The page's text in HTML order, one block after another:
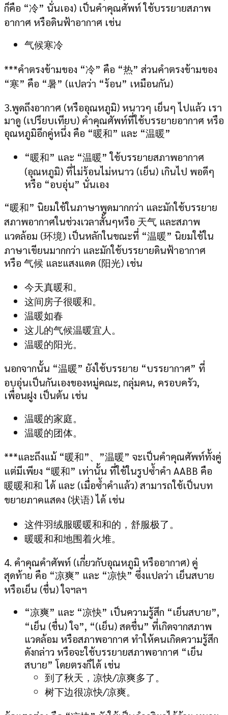
ก็คือ “冷” นั่นเอง) เป็นคำคุณศัพท์ ใช้บรรยายสภาพ
อากาศ หรือดินฟ้าอากาศ เช่น
气候寒冷
***คำตรงข้ามของ “冷” คือ “热” ส่วนคำตรงข้ามของ
“寒” คือ “暑” (แปลว่า “ร้อน” เหมือนกัน)
3.พูดถึงอากาศ (หรืออุณหภูมิ) หนาวๆ เย็นๆ ไปแล้ว เรา
มาดู (เปรียบเทียบ) คำคุณศัพท์ที่ใช้บรรยายอากาศ หรือ
อุณหภูมิอีกคู่หนึ่ง คือ “暖和” และ “温暖”
“暖和” และ “温暖” ใช้บรรยายสภาพอากาศ
(อุณหภูมิ) ที่ไม่ร้อนไม่หนาว (เย็น) เกินไป พอดีๆ
หรือ “อบอุ่น” นั่นเอง
“暖和” นิยมใช้ในภาษาพูดมากกว่า และมักใช้บรรยาย
สภาพอากาศในช่วงเวลาสั้นๆหรือ 天气 และสภาพ
แวดล้อม (环境) เป็นหลักในขณะที่ “温暖” นิยมใช้ใน
ภาษาเขียนมากกว่า และมักใช้บรรยายดินฟ้าอากาศ
หรือ 气候 และแสงแดด (阳光) เช่น
今天真暖和。
这间房子很暖和。
温暖如春
这儿的气候温暖宜人。
温暖的阳光。
นอกจากนั้น “温暖” ยังใช้บรรยาย “บรรยากาศ” ที่
อบอุ่นเป็นกันเองของหมู่คณะ, กลุ่มคน, ครอบครัว,
เพื่อนฝูง เป็นต้น เช่น
温暖的家庭。
温暖的团体。
***และถึงแม้ “暖和”、”温暖” จะเป็นคำคุณศัพท์ทั้งคู่
แต่มีเพียง “暖和” เท่านั้น ที่ใช้ในรูปซ้ำคำ AABB คือ
暖暖和和 ได้ และ (เมื่อซ้ำคำแล้ว) สามารถใช้เป็นบท
ขยายภาคแสดง (状语) ได้ เช่น
这件羽绒服暖暖和和的，舒服极了。
暖暖和和地围着火堆。
4. คำคุณคำศัพท์ (เกี่ยวกับอุณหภูมิ หรืออากาศ) คู่
สุดท้าย คือ “凉爽” และ “凉快” ซึ่งแปลว่า เย็นสบาย
หรือเย็น (ชื่น) ใจฯลฯ
“凉爽” และ “凉快” เป็นความรู้สึก “เย็นสบาย”,
“เย็น (ชื่น) ใจ”, “(เย็น) สดชื่น” ที่เกิดจากสภาพ
แวดล้อม หรือสภาพอากาศ ทำให้คนเกิดความรู้สึก
ดังกล่าว หรือจะใช้บรรยายสภาพอากาศ “เย็น
สบาย” โดยตรงก็ได้ เช่น
到了秋天，凉快/凉爽多了。
树下边很凉快/凉爽。